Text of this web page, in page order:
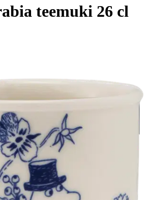
teemuki 26 cl
yli 100 €:n tilauksille
tai